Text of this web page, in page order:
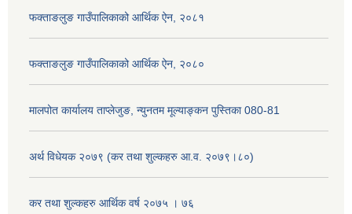
फक्ताङलुङ गाउँपालिकाको आर्थिक ऐन, २०८१
फक्ताङलुङ गाउँपालिकाको आर्थिक ऐन, २०८०
मालपोत कार्यालय ताप्लेजुङ, न्युनतम मूल्याङ्कन पुस्तिका 080-81
अर्थ विधेयक २०७९ (कर तथा शुल्कहरु आ.व. २०७९।८०)
कर तथा शुल्कहरु आर्थिक वर्ष २०७५ । ७६